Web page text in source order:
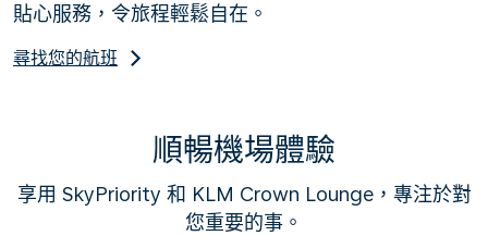
貼心服務，令旅程輕鬆自在。
尋找您的航班
順暢機場體驗
享用 SkyPriority 和 KLM Crown Lounge，專注於對
您重要的事。